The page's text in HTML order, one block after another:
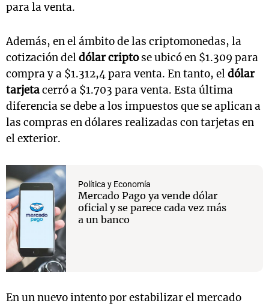
para la venta.
Además, en el ámbito de las criptomonedas, la
cotización deldólar criptose ubicó en $1.309 para
compra y a $1.312,4 para venta. En tanto, eldólar
tarjetacerró a $1.703 para venta. Esta última
diferencia se debe a los impuestos que se aplican a
las compras en dólares realizadas con tarjetas en
el exterior.
Política y Economía
Mercado Pago ya vende dólar
oficial y se parece cada vez más
a un banco
En un nuevo intento por estabilizar el mercado